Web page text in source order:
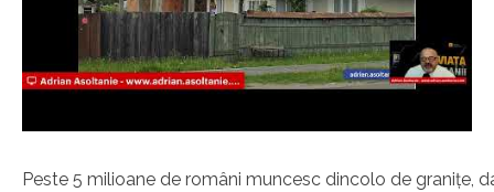
Peste 5 milioane de români muncesc dincolo de granițe,